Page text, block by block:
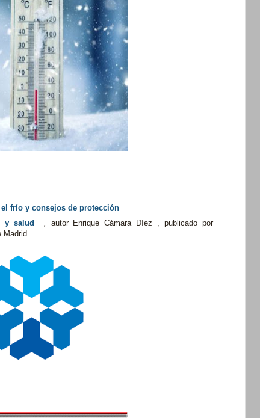
frío y consejos de protección
y salud
autor Enrique Cámara Díez , publicado por